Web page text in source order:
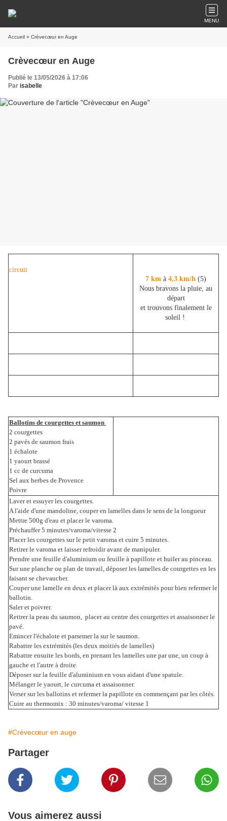
MENU
Accueil » Crèvecœur en Auge
Crèvecœur en Auge
Publié le 13/05/2026 à 17:06
Par isabelle
circuit
7 km à 4,3 km/h (5)
Nous bravons la pluie, au
départ
et trouvons finalement le
soleil !
Ballotins de courgettes et saumon
2 courgettes
2 pavés de saumon frais
1 échalote
1 yaourt brassé
1 cc de curcuma
Sel aux herbes de Provence
Poivre
Laver et essuyer les courgettes.
A l'aide d'une mandoline, couper en lamelles dans le sens de la longueur
Mettre 500g d'eau et placer le varoma.
Préchauffer 5 minutes/varoma/vitesse 2
Placer les courgettes sur le petit varoma et cuire 5 minutes.
Retirer le varoma et laisser refroidir avant de manipuler.
Prendre une feuille d'aluminium ou feuille à papillote et huiler au pinceau.
Sur une planche ou plan de travail, déposer les lamelles de courgettes en les
faisant se chevaucher.
Couper une lamelle en deux et placer là aux extrémités pour bien refermer le
ballotin.
Saler et poivrer.
Retirer la peau du saumon, placer au centre des courgettes et assaisonner le
pavé.
Emincer l'échalote et parsemer la sur le saumon.
Rabattre les extrémités (les deux moitiés de lamelles)
Rabattre ensuite les bords, en prenant les lamelles une par une, un coup à
gauche et l'autre à droite.
Déposer sur la feuille d'aluminium en vous aidant d'une spatule.
Mélanger le yaourt, le curcuma et assaisonner.
Verser sur les ballotins et refermer la papillote en commençant par les côtés.
Cuire au thermomix : 30 minutes/varoma/ vitesse 1
#Crèvecœur en auge
Partager
Vous aimerez aussi